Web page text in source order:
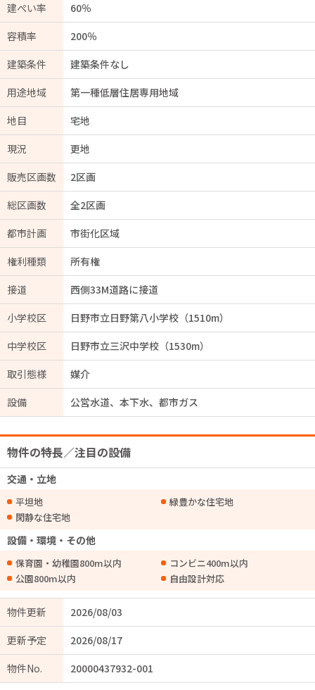
建ぺい率
60％
容積率
200％
建築条件
建築条件なし
用途地域
第一種低層住居専用地域
地目
宅地
現況
更地
販売区画数
2区画
総区画数
全2区画
都市計画
市街化区域
権利種類
所有権
接道
西側33M道路に接道
小学校区
日野市立日野第八小学校（1510m）
中学校区
日野市立三沢中学校（1530m）
取引態様
媒介
設備
公営水道、本下水、都市ガス
物件の特長／注目の設備
交通・立地
平坦地
緑豊かな住宅地
閑静な住宅地
設備・環境・その他
保育園・幼稚園800m以内
コンビニ400m以内
公園800m以内
自由設計対応
物件更新
2026/08/03
更新予定
2026/08/17
物件No.
20000437932-001